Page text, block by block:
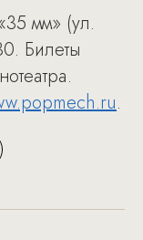
мм» (ул.
Билеты
.